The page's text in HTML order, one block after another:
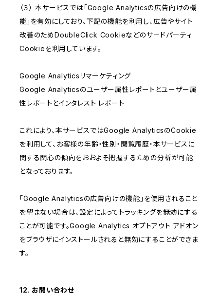
（３） 本サービスでは「Google Analyticsの広告向けの機
能」を有効にしており、下記の機能を利用し、広告やサイト
改善のためDoubleClick Cookieなどのサードパーティ
Cookieを利用しています。
Google Analyticsリマーケティング
Google Analyticsのユーザー属性レポートとユーザー属
性レポートとインタレスト レポート
これにより、本サービスではGoogle AnalyticsのCookie
を利用して、お客様の年齢・性別・閲覧履歴・本サービスに
関する関心の傾向をおおよそ把握するための分析が可能
となっております。
「Google Analyticsの広告向けの機能」を使用されること
を望まない場合は、設定によってトラッキングを無効にする
ことが可能です。Google Analytics オプトアウト アドオン
をブラウザにインストールされると無効にすることができま
す。
12. お問い合わせ